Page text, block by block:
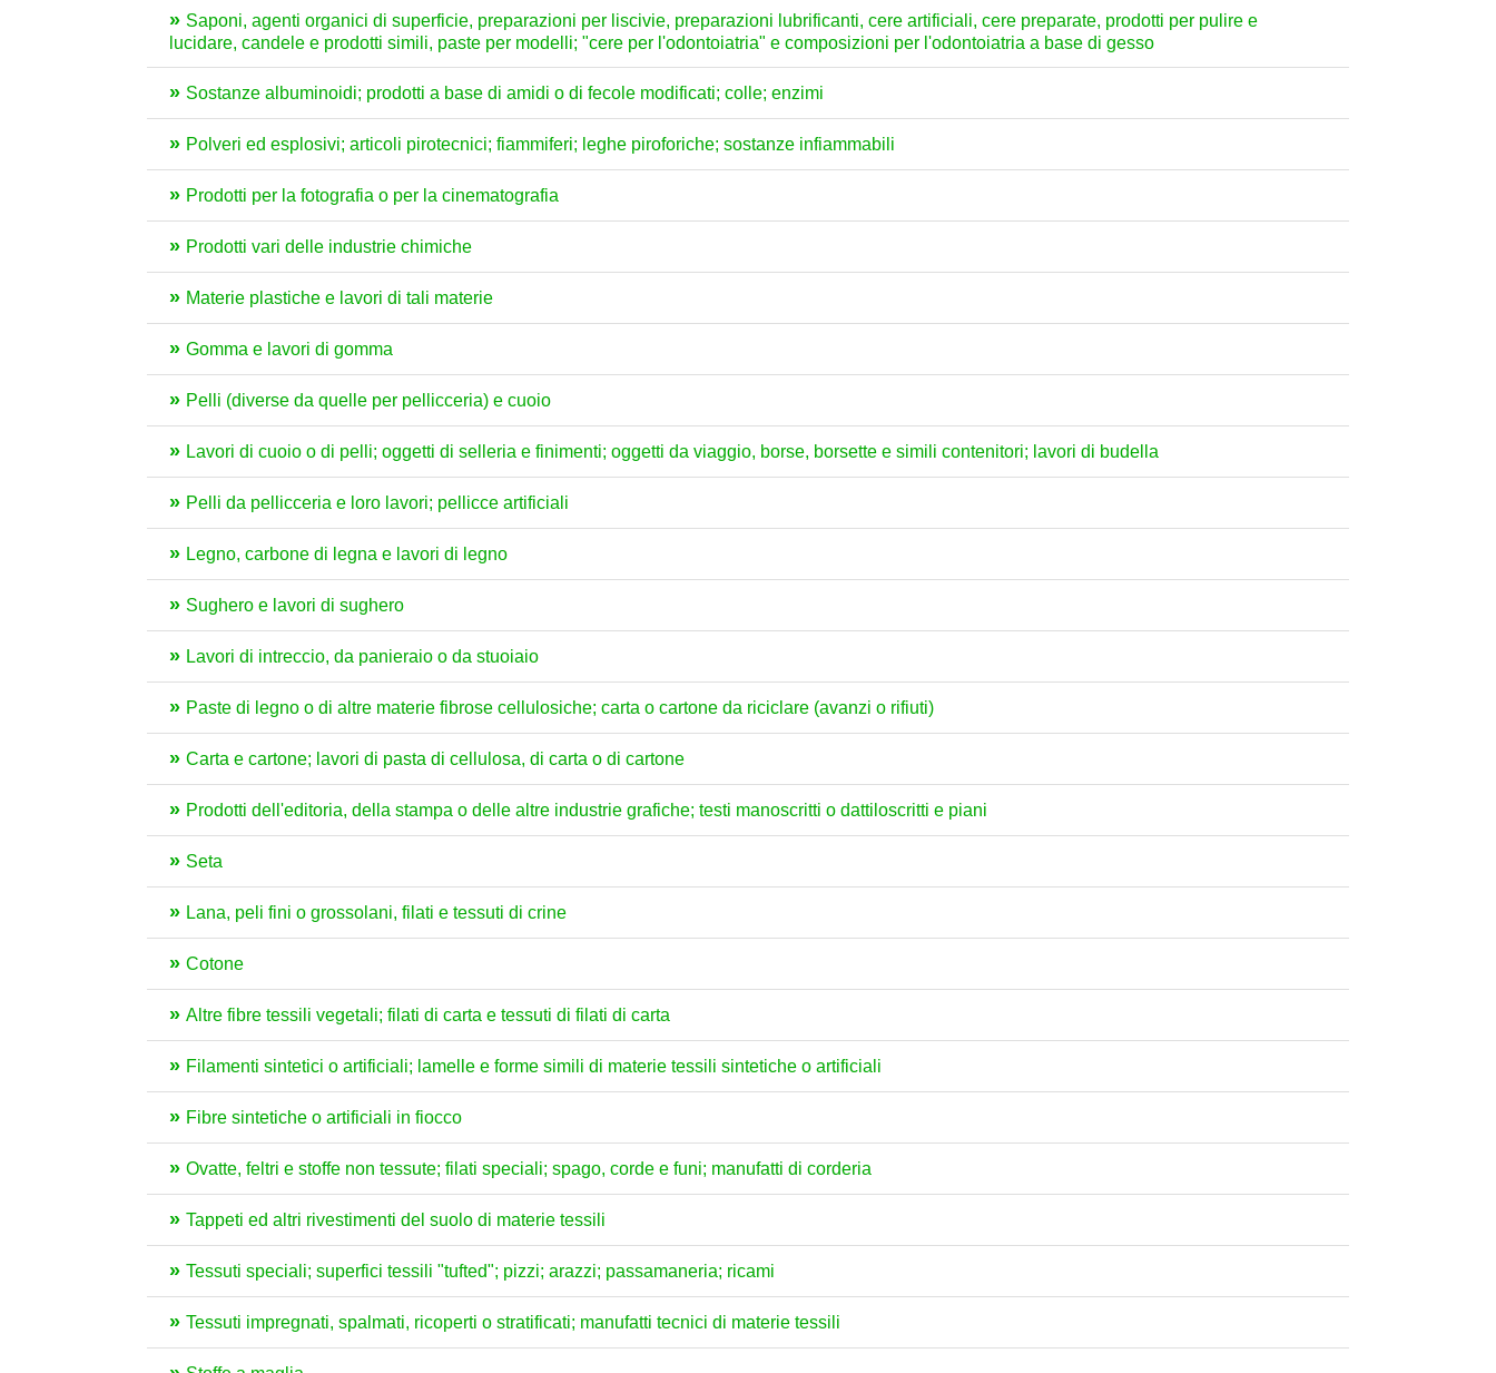
Saponi, agenti organici di superficie, preparazioni per liscivie, preparazioni lubrificanti, cere artificiali, cere preparate, prodotti per pulire e
lucidare, candele e prodotti simili, paste per modelli; "cere per l'odontoiatria" e composizioni per l'odontoiatria a base di gesso
Sostanze albuminoidi; prodotti a base di amidi o di fecole modificati; colle; enzimi
Polveri ed esplosivi; articoli pirotecnici; fiammiferi; leghe piroforiche; sostanze infiammabili
Prodotti per la fotografia o per la cinematografia
Prodotti vari delle industrie chimiche
Materie plastiche e lavori di tali materie
Gomma e lavori di gomma
Pelli (diverse da quelle per pellicceria) e cuoio
Lavori di cuoio o di pelli; oggetti di selleria e finimenti; oggetti da viaggio, borse, borsette e simili contenitori; lavori di budella
Pelli da pellicceria e loro lavori; pellicce artificiali
Legno, carbone di legna e lavori di legno
Sughero e lavori di sughero
Lavori di intreccio, da panieraio o da stuoiaio
Paste di legno o di altre materie fibrose cellulosiche; carta o cartone da riciclare (avanzi o rifiuti)
Carta e cartone; lavori di pasta di cellulosa, di carta o di cartone
Prodotti dell'editoria, della stampa o delle altre industrie grafiche; testi manoscritti o dattiloscritti e piani
Seta
Lana, peli fini o grossolani, filati e tessuti di crine
Cotone
Altre fibre tessili vegetali; filati di carta e tessuti di filati di carta
Filamenti sintetici o artificiali; lamelle e forme simili di materie tessili sintetiche o artificiali
Fibre sintetiche o artificiali in fiocco
Ovatte, feltri e stoffe non tessute; filati speciali; spago, corde e funi; manufatti di corderia
Tappeti ed altri rivestimenti del suolo di materie tessili
Tessuti speciali; superfici tessili "tufted"; pizzi; arazzi; passamaneria; ricami
Tessuti impregnati, spalmati, ricoperti o stratificati; manufatti tecnici di materie tessili